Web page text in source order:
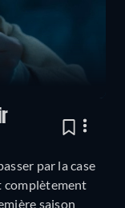
par la case
complètement
saison